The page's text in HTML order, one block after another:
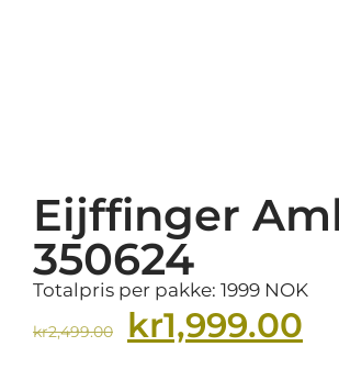
Eijffinger
350624
Totalpris per pakke: 1999 NOK
kr2,499.00 kr1,999.00